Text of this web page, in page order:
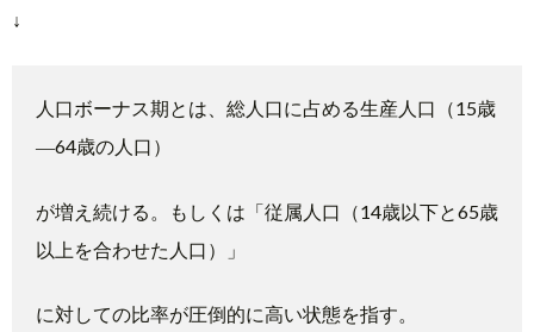
↓
人口ボーナス期とは、総人口に占める生産人口（15歳
―64歳の人口）
が増え続ける。もしくは「従属人口（14歳以下と65歳
以上を合わせた人口）」
に対しての比率が圧倒的に高い状態を指す。